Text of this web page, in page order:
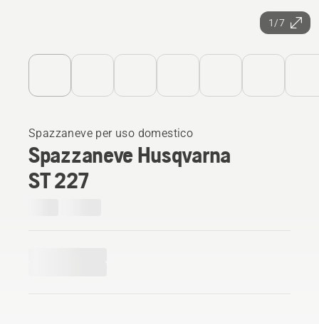
1/7
Spazzaneve per uso domestico
Spazzaneve Husqvarna
ST 227